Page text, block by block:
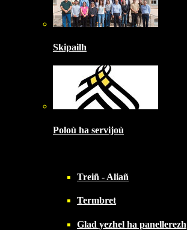
Skipailh
Poloù ha servijoù
Treiñ - Aliañ
Termbret
Glad yezhel ha panellerezh